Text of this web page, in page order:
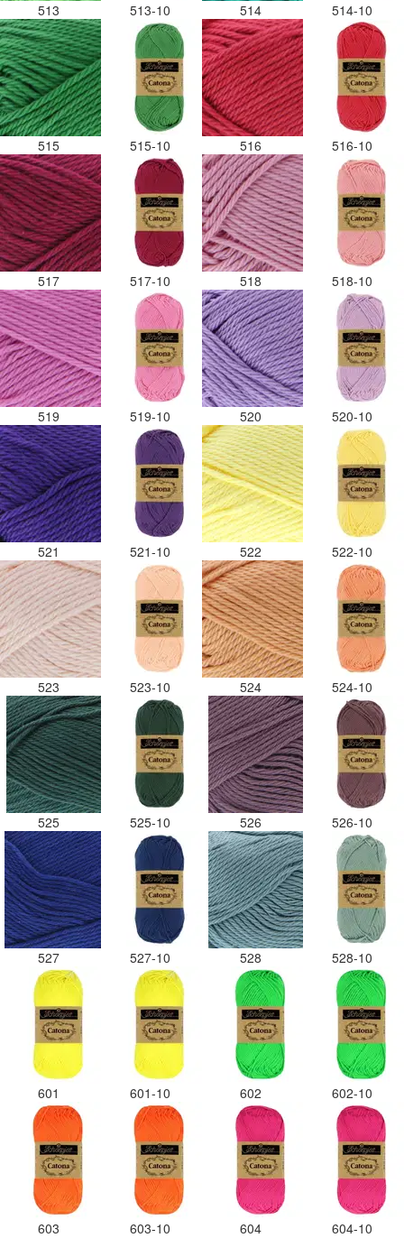
513 513-10 514 514-10
515 515-10 516 516-10
517 517-10 518 518-10
519 519-10 520 520-10
521 521-10 522 522-10
523 523-10 524 524-10
525 525-10 526 526-10
527 527-10 528 528-10
601 601-10 602 602-10
603 603-10 604 604-10